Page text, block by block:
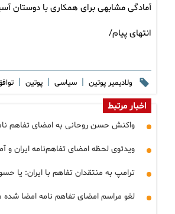
آمادگی مشابهی برای همکاری با دوستان
انتهای پیام/
ولادیمیر پوتین | سیاسی | پوتین |
اخبار مرتبط
واکنش حسن روحانی به امضای تفاهم
ویدئوی لحظه امضای تفاهم‌نامه ایران و
ترامپ به منتقدان تفاهم با ایران: یا
لغو مراسم امضای تفاهم نامه امضا شده